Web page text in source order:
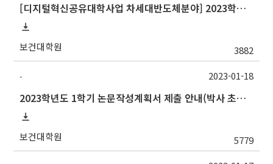
[디지털혁신공유대학사업 차세대반도체분야] 2023학년도 1학기 대구대학교 교류 수학 안내
보건대학원 3882
-
2023학년도 1학기 논문작성계획서 제출 안내(박사 초심 일정 포함)_Thesis Proposal
보건대학원 5779
2023-01-18